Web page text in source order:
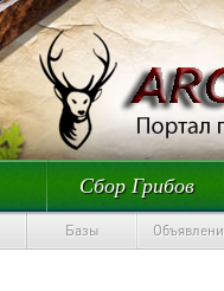
Сбор Грибов
Базы